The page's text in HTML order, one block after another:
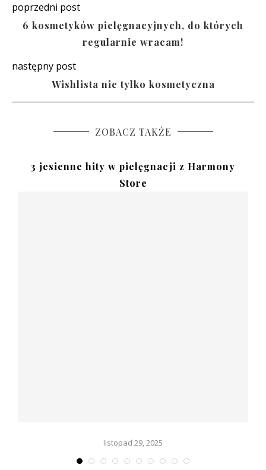
poprzedni post
6 kosmetyków pielęgnacyjnych, do których
regularnie wracam!
następny post
Wishlista nie tylko kosmetyczna
ZOBACZ TAKŻE
3 jesienne hity w pielęgnacji z Harmony
Store
listopad 29, 2025